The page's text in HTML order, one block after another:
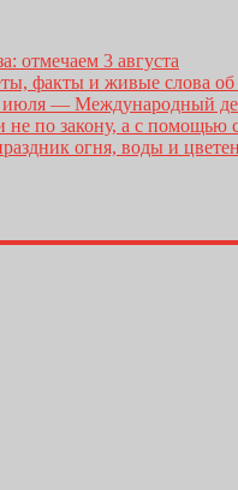
отмечаем 3 августа
факты и живые слова
июля — Международный
не по закону, а с помощью
огня, воды и